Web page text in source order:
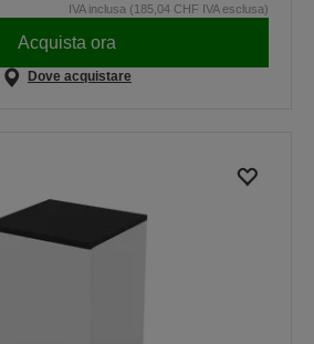
IVA inclusa (185,04 CHF IVA esclusa)
Acquista ora
Dove acquistare